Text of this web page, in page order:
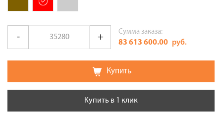
Сумма заказа:
83 613 600.00 руб.
Купить
Купить в 1 клик